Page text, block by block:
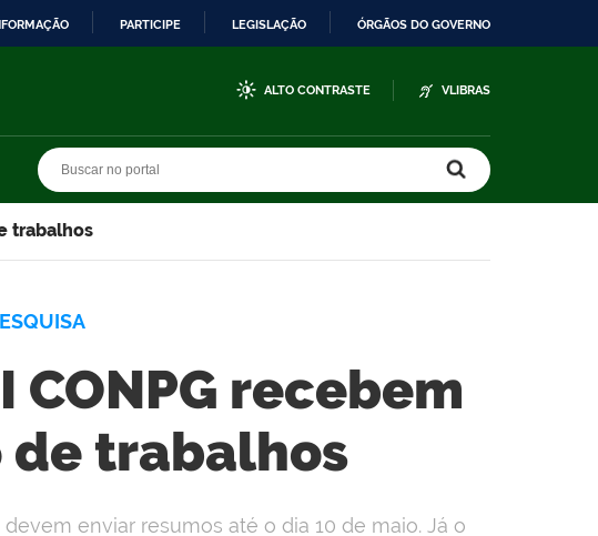
PARTICIPE LEGISLAÇÃO ÓRGÃOS DO GOVERNO
ALTO CONTRASTE VLIBRAS
trabalhos
CONPG recebem
de trabalhos
enviar resumos até o dia 10 de maio. Já o